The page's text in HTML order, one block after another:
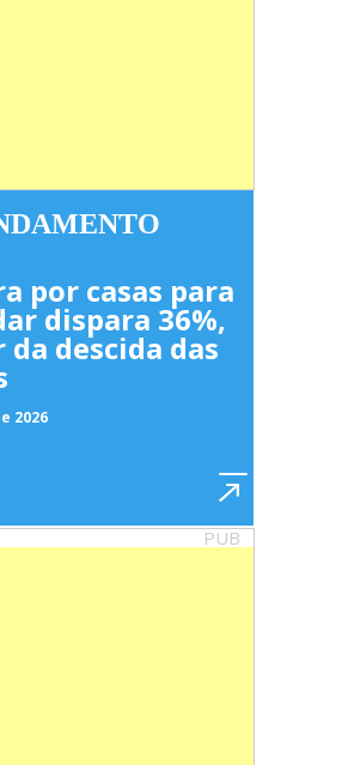
por casas para
dispara 36%,
da descida das
2026
PUB